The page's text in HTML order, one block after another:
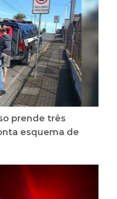
prende três
esquema de